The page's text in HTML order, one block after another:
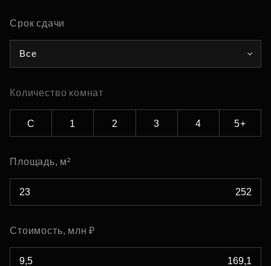
Срок сдачи
Все
Количество комнат
С 1 2 3 4 5+
Площадь, м²
Стоимость, млн ₽